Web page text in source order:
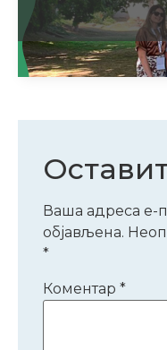
Ваша адреса е-
објављена.
*
Коментар *